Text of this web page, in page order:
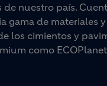
nuestro país.
gama de materiales
los cimientos y
como